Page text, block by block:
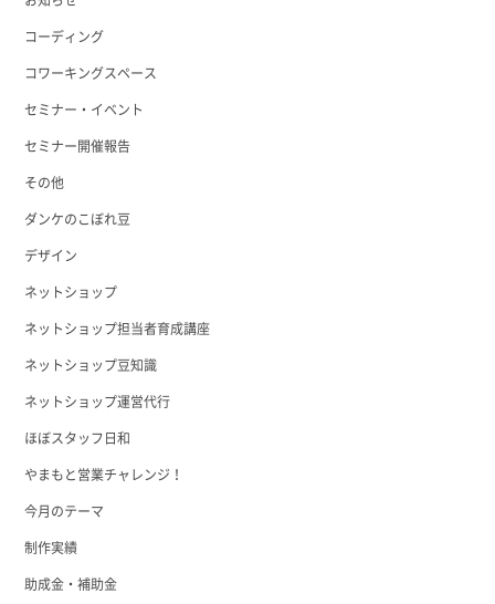
コーディング
コワーキングスペース
セミナー・イベント
セミナー開催報告
その他
ダンケのこぼれ豆
デザイン
ネットショップ
ネットショップ担当者育成講座
ネットショップ豆知識
ネットショップ運営代行
ほぼスタッフ日和
やまもと営業チャレンジ！
今月のテーマ
制作実績
助成金・補助金